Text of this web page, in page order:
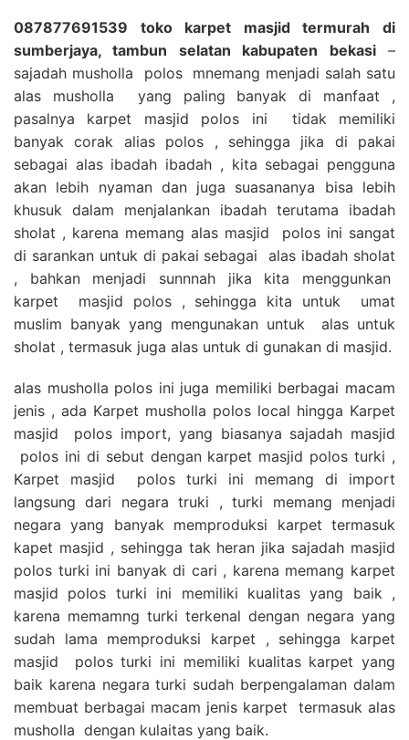
087877691539 toko karpet masjid termurah di
sumberjaya, tambun selatan kabupaten bekasi–
sajadah musholla polos mnemang menjadi salah satu
alas musholla yang paling banyak di manfaat ,
pasalnya karpet masjid polos ini tidak memiliki
banyak corak alias polos , sehingga jika di pakai
sebagai alas ibadah ibadah , kita sebagai pengguna
akan lebih nyaman dan juga suasananya bisa lebih
khusuk dalam menjalankan ibadah terutama ibadah
sholat , karena memang alas masjid polos ini sangat
di sarankan untuk di pakai sebagai alas ibadah sholat
, bahkan menjadi sunnnah jika kita menggunkan
karpet masjid polos , sehingga kita untuk umat
muslim banyak yang mengunakan untuk alas untuk
sholat , termasuk juga alas untuk di gunakan di masjid.
alas musholla polos ini juga memiliki berbagai macam
jenis , ada Karpet musholla polos local hingga Karpet
masjid polos import, yang biasanya sajadah masjid
polos ini di sebut dengan karpet masjid polos turki ,
Karpet masjid polos turki ini memang di import
langsung dari negara truki , turki memang menjadi
negara yang banyak memproduksi karpet termasuk
kapet masjid , sehingga tak heran jika sajadah masjid
polos turki ini banyak di cari , karena memang karpet
masjid polos turki ini memiliki kualitas yang baik ,
karena memamng turki terkenal dengan negara yang
sudah lama memproduksi karpet , sehingga karpet
masjid polos turki ini memiliki kualitas karpet yang
baik karena negara turki sudah berpengalaman dalam
membuat berbagai macam jenis karpet termasuk alas
musholla dengan kulaitas yang baik.